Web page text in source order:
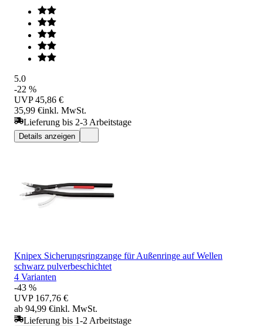
5.0
-22 %
UVP 45,86 €
35,99 €inkl. MwSt.
Lieferung bis 2-3 Arbeitstage
Details anzeigen
Knipex Sicherungsringzange für Außenringe auf Wellen
schwarz pulverbeschichtet
4 Varianten
-43 %
UVP 167,76 €
ab 94,99 €inkl. MwSt.
Lieferung bis 1-2 Arbeitstage